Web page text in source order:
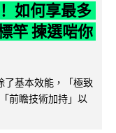
如何享最多
竿 揀選啱你
了基本效能，「極致
前瞻技術加持」以